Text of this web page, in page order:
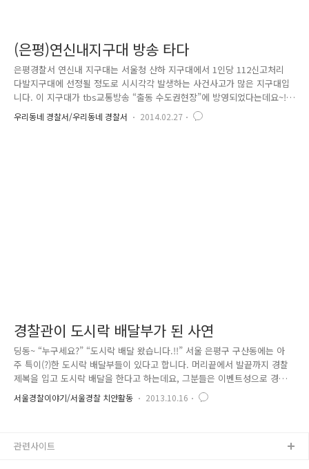
(은평)연신내지구대 방송 타다
은평경찰서 연신내 지구대는 서울청 산하 지구대에서 1인당 112신고처리
다발지구대에 선정될 정도로 시시각각 발생하는 사건사고가 많은 지구대입
니다. 이 지구대가 tbs교통방송 “출동 수도권현장”에 방영되었다는데요~!
국민이 안심하고 잠자리에 들 수 있도록 불철주야 애쓰고 있는 연신내 지
구대 현장, 함께 보실까요?. 매주 목요일마다 외로운 독거노인을 대상으로
우리동네 경찰서/우리동네 경찰서 2014.02.27
경찰관이 도시락 배달부가 된 사연
딩동~ “누구세요?” “도시락 배달 왔습니다.!!” 서울 은평구 구산동에는 아
주 특이(?)한 도시락 배달부들이 있다고 합니다. 머리끝에서 발끝까지 경찰
제복을 입고 도시락 배달을 한다고 하는데요, 그분들은 이벤트성으로 경찰
제복을 입고 도시락을 팔고 다니는 상인이 아닌 서울은평경찰서 연신내지
구대 소속 경찰관들입니다. (진짜 경찰관 맞아요^^) 이 경찰관들은 지난 4
에 위치한 ‘도명암’이라는 복지법인에서는 지난 2009년부터 구산동에 거주
서울경찰이야기/서울경찰 치안활동 2013.10.16
관련사이트